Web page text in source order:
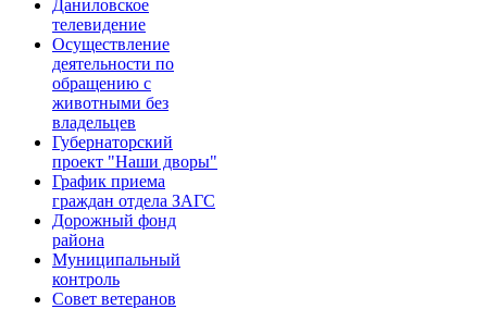
Даниловское
телевидение
Осуществление
деятельности по
обращению с
животными без
владельцев
Губернаторский
проект "Наши дворы"
График приема
граждан отдела ЗАГС
Дорожный фонд
района
Муниципальный
контроль
Совет ветеранов